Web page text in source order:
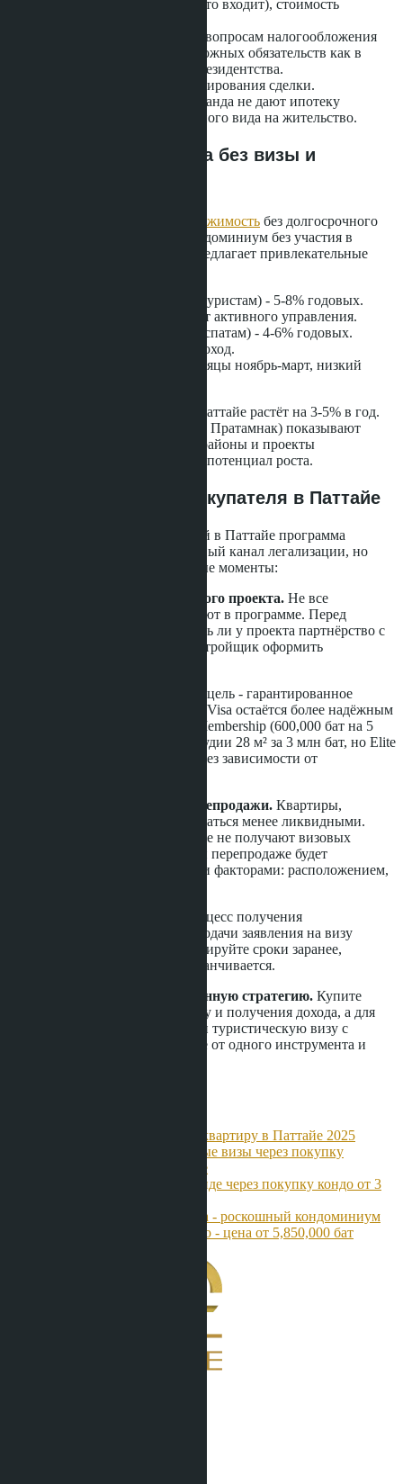
(какая часть бесплатна и что входит), стоимость
Проконсультироваться по вопросам налогообложения
доходов от аренды и возможных обязательств как в
Таиланде, так и в стране резидентства.
Изучить варианты финансирования сделки.
Большинство банков Таиланда не дают ипотеку
иностранцам без постоянного вида на жительство.
Альтернатива: покупка без визы и
инвестиции в недвижимость без долгосрочного
проживания, можно купить кондоминиум без участия в
визовой программе. Паттайя предлагает привлекательные
(туристам) - 5-8% годовых.
Высокий доход, но требует активного управления.
(экспатам) - 4-6% годовых.
Стабильный пассивный доход.
- пиковые месяцы ноябрь-март, низкий
Исторически недвижимость в Паттайе растёт на 3-5% в год.
Престижные районы (Вонгамат, Пратамнак) показывают
более стабильный рост. Новые районы и проекты
инфраструктуры дают больший потенциал роста.
Что это значит для покупателя в Паттайе
Для русскоязычных покупателей в Паттайе программа
Thailand Longstay открывает новый канал легализации, но
требует осторожности. Ключевые моменты:
Проверяйте участие конкретного проекта. Не все
застройщики в Паттайе участвуют в программе. Перед
покупкой уточните у агента, есть ли у проекта партнёрство с
Thailand Longstay и готов ли застройщик оформить
Если цель - гарантированное
долгосрочное пребывание, Elite Visa остаётся более надёжным
вариантом. Стоимость Bronze Membership (600,000 бат на 5
лет) сопоставима с покупкой студии 28 м² за 3 млн бат, но Elite
даёт немедленное оформление без зависимости от
Учитывайте перспективы перепродажи. Квартиры,
купленные для визы, могут оказаться менее ликвидными.
Покупатели на вторичном рынке не получают визовых
преимуществ, поэтому цена при перепродаже будет
определяться только рыночными факторами: расположением,
Процесс получения
сертификационного письма и подачи заявления на визу
займёт несколько месяцев. Планируйте сроки заранее,
особенно если текущая виза заканчивается.
Рассматривайте комбинированную стратегию. Купите
кондоминиум для сдачи в аренду и получения дохода, а для
проживания оформите DTV или туристическую визу с
продлением. Так вы не зависите от одного инструмента и
Thavorn Asia: Как купить квартиру в Паттайе 2025
Aparto Estate: Долгосрочные визы через покупку
недвижимости в Таиланде
HataMatata: ВНЖ в Таиланде через покупку кондо от 3
Keller Henson: Once Pattaya - роскошный кондоминиум
InterThai: Tait Pattaya Condo - цена от 5,850,000 бат